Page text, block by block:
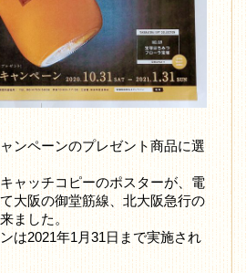
ンペーンのプレゼント商品に選
ャッチコピーのポスターが、電
大阪の御堂筋線、北大阪急行の
ました。
は2021年1月31日まで実施され